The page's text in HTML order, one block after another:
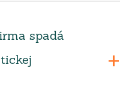
spadá